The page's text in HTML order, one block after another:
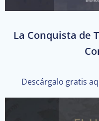
La Conquista de
Descárgalo gratis